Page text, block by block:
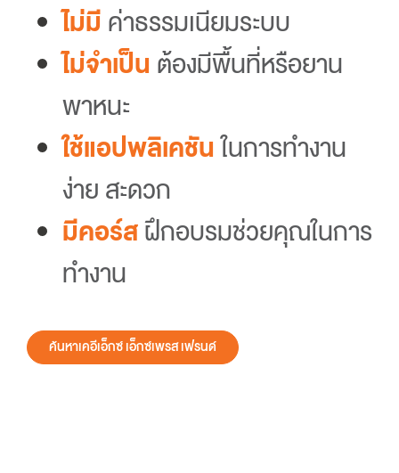
ไม่มี ค่าธรรมเนียมระบบ
ไม่จำเป็น ต้องมีพื้นที่หรือยาน
พาหนะ
ใช้แอปพลิเคชัน ในการทำงาน
ง่าย สะดวก
มีคอร์สฝึกอบรมช่วยคุณในการ
ทำงาน
ค้นหาเคอีเอ็กซ์ เอ็กซ์เพรส เฟรนด์